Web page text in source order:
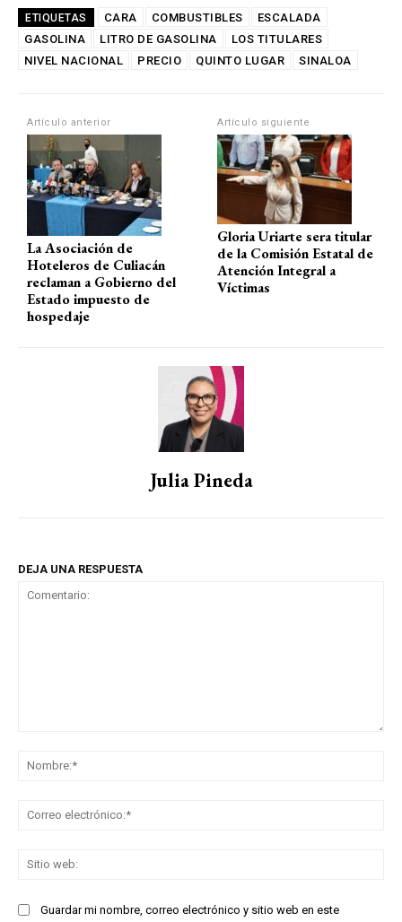
at
s
p
ce
b
k
e
gr
ail m
p
ETIQUETAS CARA COMBUSTIBLES
ESCALADA
GASOLINA
LITRO DE GASOLINA
LOS TITULARES
NIVEL NACIONAL
PRECIO QUINTO LUGAR SINALOA
Artículo anterior
La Asociación de
Hoteleros de Culiacán
reclaman a Gobierno del
Estado impuesto de
hospedaje
Artículo siguiente
Gloria Uriarte sera titular
de la Comisión Estatal de
Atención Integral a
Víctimas
Julia Pineda
DEJA UNA RESPUESTA
Guardar mi nombre, correo electrónico y sitio web en este